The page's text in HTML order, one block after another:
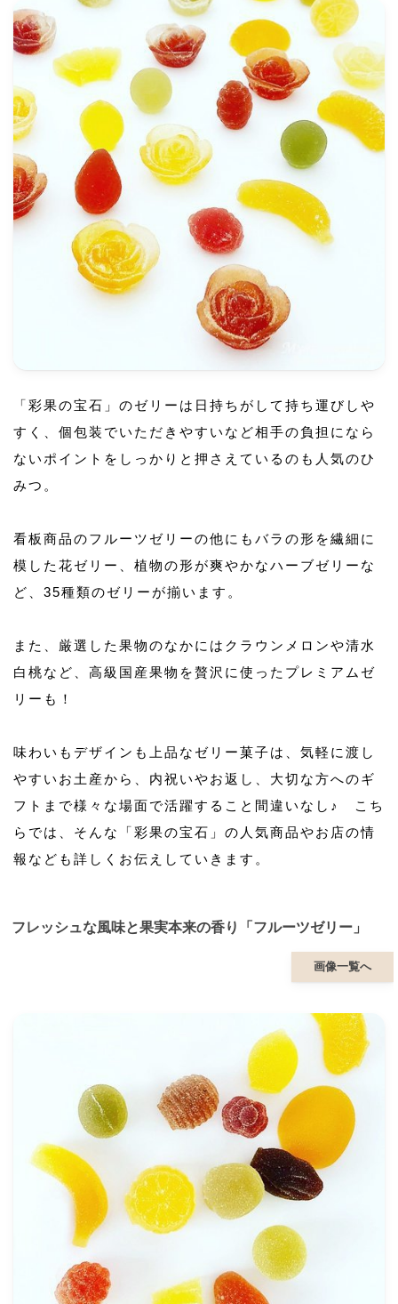
「彩果の宝石」のゼリーは日持ちがして持ち運びしや
すく、個包装でいただきやすいなど相手の負担になら
ないポイントをしっかりと押さえているのも人気のひ
みつ。
看板商品のフルーツゼリーの他にもバラの形を繊細に
模した花ゼリー、植物の形が爽やかなハーブゼリーな
ど、35種類のゼリーが揃います。
また、厳選した果物のなかにはクラウンメロンや清水
白桃など、高級国産果物を贅沢に使ったプレミアムゼ
リーも！
味わいもデザインも上品なゼリー菓子は、気軽に渡し
やすいお土産から、内祝いやお返し、大切な方へのギ
フトまで様々な場面で活躍すること間違いなし♪ こち
らでは、そんな「彩果の宝石」の人気商品やお店の情
報なども詳しくお伝えしていきます。
フレッシュな風味と果実本来の香り「フルーツゼリー」
画像一覧へ